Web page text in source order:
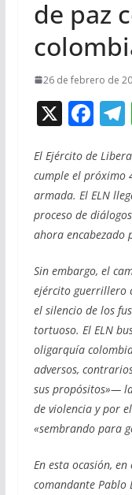
de paz
26 de febrero de
X F
e
b
o
o
k
El Ejército de
cumple el próximo
armada. El ELN
proceso de
ahora encabezado
Sin embargo, el
ejército guerrillero
el silencio de los
tortuoso. El ELN
oligarquía
adversos,
sus propósitos»—
de violencia y por
«sembrando para
En esta ocasión,
comandante Pablo